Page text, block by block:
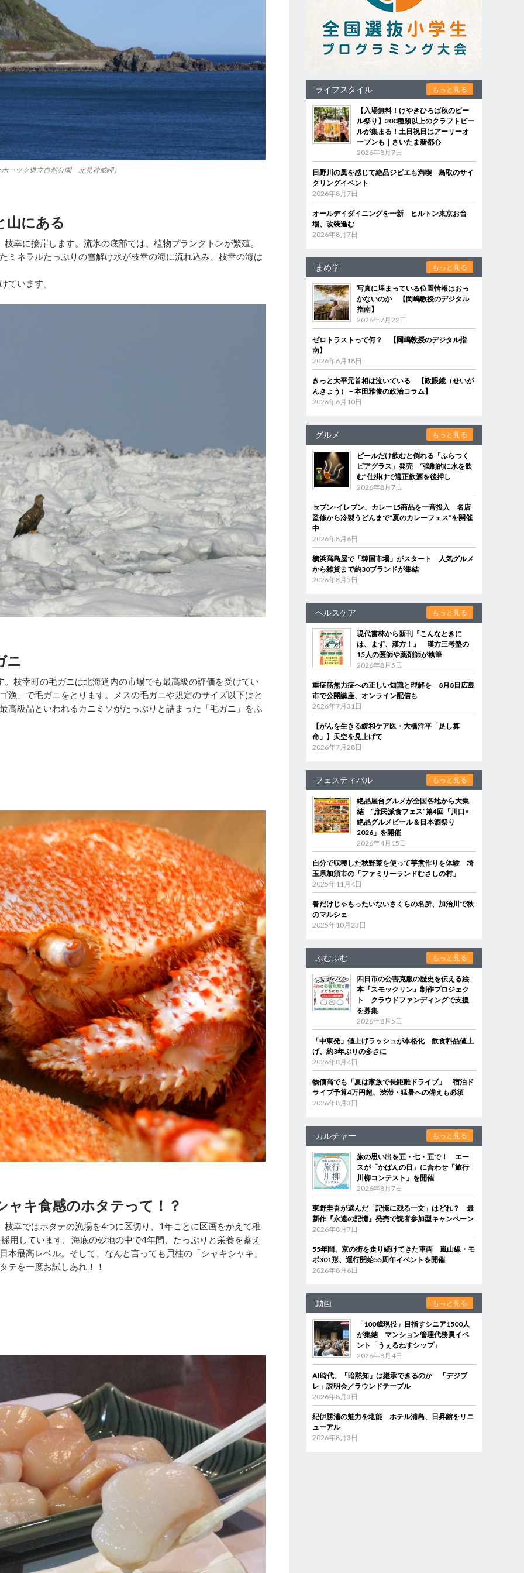
ーツク道立自然公園 北見神威岬）
山にある
に接岸します。流氷の底部では、植物プランクトンが繁殖。
ミネラルたっぷりの雪解け水が枝幸の海に流れ込み、枝幸の海は
います。
ニ
枝幸町の毛ガニは北海道内の市場でも最高級の評価を受けてい
漁」で毛ガニをとります。メスの毛ガニや規定のサイズ以下はと
高級品といわれるカニミソがたっぷりと詰まった「毛ガニ」をふ
キ食感のホタテって！？
幸ではホタテの漁場を4つに区切り、1年ごとに区画をかえて稚
用しています。海底の砂地の中で4年間、たっぷりと栄養を蓄え
最高レベル。そして、なんと言っても貝柱の「シャキシャキ」
テを一度お試しあれ！！
ライフスタイル もっと見る
【入場無料！けやきひろば秋のビー
ル祭り】300種類以上のクラフトビー
ルが集まる！土日祝日はアーリーオ
ープンも｜さいたま新都心
2026年8月7日
日野川の風を感じて絶品ジビエも満喫 鳥取のサイ
クリングイベント
2026年8月7日
オールデイダイニングを一新 ヒルトン東京お台
場、改装進む
2026年8月7日
まめ学 もっと見る
写真に埋まっている位置情報はおっ
かないのか 【岡嶋教授のデジタル
指南】
2026年7月22日
ゼロトラストって何？ 【岡嶋教授のデジタル指
南】
2026年6月18日
きっと大平元首相は泣いている 【政眼鏡（せいが
んきょう）－本田雅俊の政治コラム】
2026年6月10日
グルメ もっと見る
ビールだけ飲むと倒れる「ふらつく
ビアグラス」発売 “強制的に水を飲
む”仕掛けで適正飲酒を後押し
2026年8月7日
セブン‐イレブン、カレー15商品を一斉投入 名店
監修から冷製うどんまで“夏のカレーフェス”を開催
中
2026年8月6日
横浜高島屋で「韓国市場」がスタート 人気グルメ
から雑貨まで約30ブランドが集結
2026年8月5日
ヘルスケア もっと見る
現代書林から新刊『こんなときに
は、まず、漢方！』 漢方三考塾の
15人の医師や薬剤師が執筆
2026年8月5日
重症筋無力症への正しい知識と理解を 8月8日広島
市で公開講座、オンライン配信も
2026年7月31日
【がんを生きる緩和ケア医・大橋洋平「足し算
命」】天空を見上げて
2026年7月28日
フェスティバル もっと見る
絶品屋台グルメが全国各地から大集
結 “庶民派食フェス”第4回「川口×
絶品グルメビール＆日本酒祭り
2026」を開催
2026年4月15日
自分で収穫した秋野菜を使って芋煮作りを体験 埼
玉県加須市の「ファミリーランドむさしの村」
2025年11月4日
春だけじゃもったいないさくらの名所、加治川で秋
のマルシェ
2025年10月23日
ふむふむ もっと見る
四日市の公害克服の歴史を伝える絵
本『スモックリン』制作プロジェク
ト クラウドファンディングで支援
を募集
2026年8月5日
「中東発」値上げラッシュが本格化 飲食料品値上
げ、約3年ぶりの多さに
2026年8月4日
物価高でも「夏は家族で長距離ドライブ」 宿泊ド
ライブ予算4万円超、渋滞・猛暑への備えも必須
2026年8月3日
カルチャー もっと見る
旅の思い出を五・七・五で！ エー
スが「かばんの日」に合わせ「旅行
川柳コンテスト」を開催
2026年8月7日
東野圭吾が選んだ「記憶に残る一文」はどれ？ 最
新作『永遠の記憶』発売で読者参加型キャンペーン
2026年8月7日
55年間、京の街を走り続けてきた車両 嵐山線・モ
ボ301形、運行開始55周年イベントを開催
2026年8月6日
動画 もっと見る
「100歳現役」目指すシニア1500人
が集結 マンション管理代務員イベ
ント「うぇるねすシップ」
2026年8月4日
AI時代、「暗黙知」は継承できるのか 「デジブ
レ」説明会／ラウンドテーブル
2026年8月3日
紀伊勝浦の魅力を堪能 ホテル浦島、日昇館をリニ
ューアル
2026年8月3日